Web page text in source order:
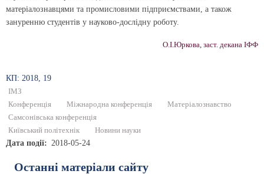
матеріалознавцями та промисловими підприємствами, а також
зануренню студентів у науково-дослідну роботу.
О.І.Юркова, заст. декана ІФФ
КП: 2018, 19
ІМЗ
Конференція
Міжнародна конференція
Матеріалознавство
Самсонівська конференція
Київський політехнік
Новини науки
Дата події 2018-05-24
Останні матеріали сайту